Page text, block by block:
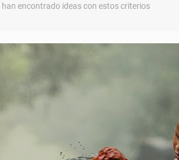
han encontrado ideas con estos criterios